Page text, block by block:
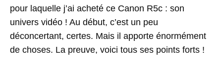
pour laquelle j’ai acheté ce Canon R5c : son
univers vidéo ! Au début, c’est un peu
déconcertant, certes. Mais il apporte énormément
de choses. La preuve, voici tous ses points forts !